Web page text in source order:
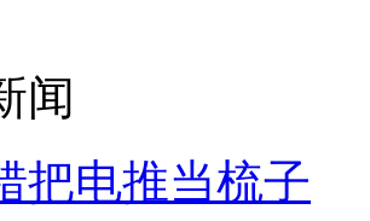
闻
把电推当梳子